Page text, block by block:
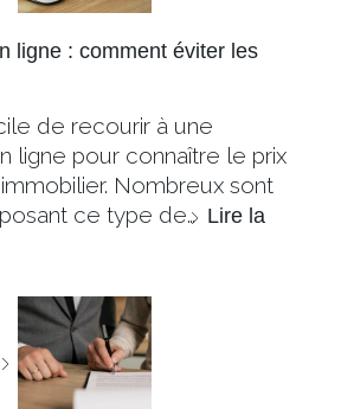
ligne : comment éviter les
de recourir à une
ligne pour connaître le prix
Nombreux sont
ce type de… Lire la